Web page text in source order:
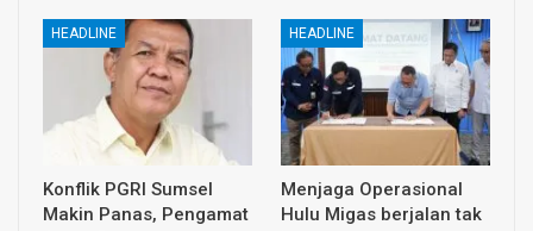
HEADLINE
Konflik PGRI Sumsel
Makin Panas, Pengamat
HEADLINE
Menjaga Operasional
Hulu Migas berjalan tak